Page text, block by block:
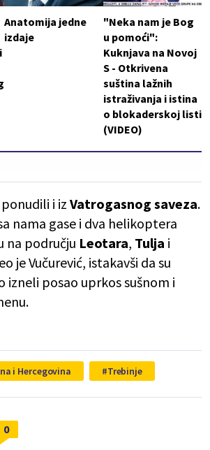
Anatomija jedne
izdaje
"Neka nam je Bog
u pomoći":
Kuknjava na Novoj
S - Otkrivena
suština lažnih
istraživanja i istina
o blokaderskoj listi
(VIDEO)
i iz Vatrogasnog saveza.
nama gase i dva helikoptera
na području Leotara, Tulja i
je Vučurević, istakavši da su
izneli posao uprkos sušnom i
i Hercegovina Trebinje
0